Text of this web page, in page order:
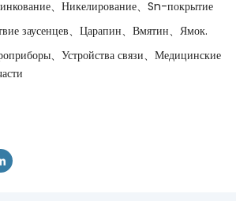
、Никелирование、Sn-покрытие
заусенцев、Царапин、Вмятин、Ямок.
、Устройства связи、Медицинские